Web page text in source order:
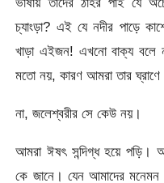
চ্যাংড়া? এই যে নদীর পাড়ে
খাড়া এইজন! এখনো বাক্য বলে
মতো নয়, কারণ আমরা তার ঘ্রাণে
না, জলেশ্বরীর সে কেউ নয়।
আমরা ঈষৎ সন্দিগ্ধ হয়ে পড়ি।
কে জানে। যেন আমাদের মনেমন